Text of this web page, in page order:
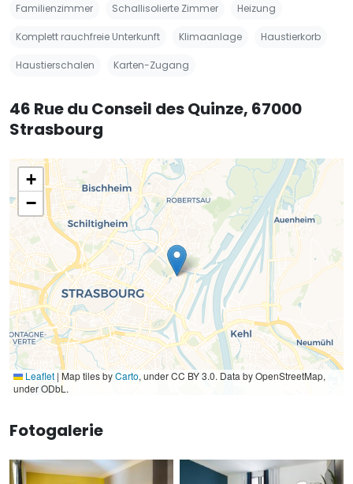
Familienzimmer Schallisolierte Zimmer Heizung
Komplett rauchfreie Unterkunft Klimaanlage Haustierkorb
Haustierschalen Karten-Zugang
46 Rue du Conseil des Quinze, 67000
Strasbourg
+
−
Leaflet | Map tiles byCarto, under CC BY 3.0. Data by OpenStreetMap,
under ODbL.
Fotogalerie